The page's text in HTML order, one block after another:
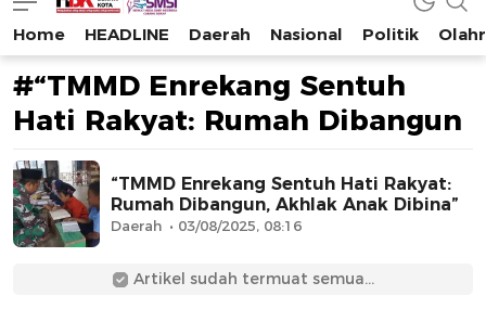
HarianBeritaKota
Mengabarkan Setiap Detil, Sudut, dan Cerita Kota
Home HEADLINE Daerah Nasional Politik
#“TMMD Enrekang Sentuh
Hati Rakyat: Rumah Dibangun
“TMMD Enrekang Sentuh Hati Rakyat:
Rumah Dibangun, Akhlak Anak Dibina”
Daerah 03/08/2025, 08:16
Artikel sudah termuat semua...